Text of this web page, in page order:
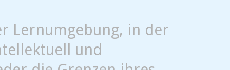
Lernumgebung, in der
und